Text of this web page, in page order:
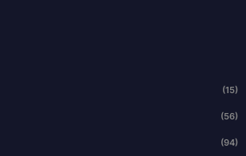
(15)
(56)
(94)